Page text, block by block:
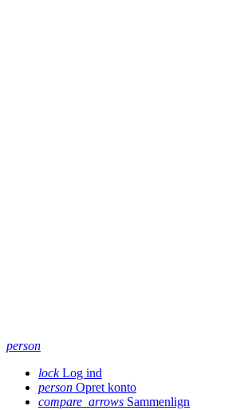
person
lock Log ind
person Opret konto
compare_arrows Sammenlign